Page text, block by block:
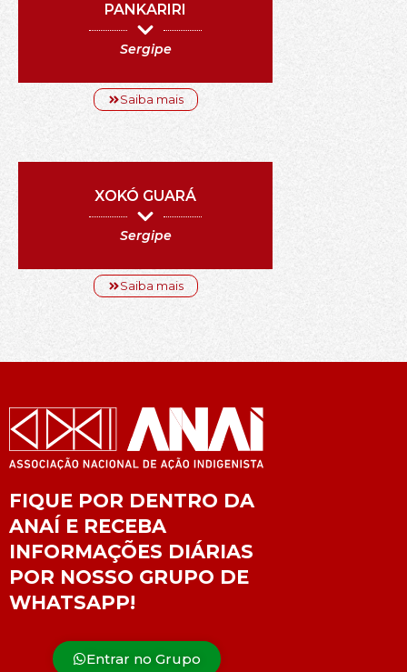
PANKARIRI
Sergipe
Saiba mais
XOKÓ GUARÁ
Sergipe
Saiba mais
FIQUE POR DENTRO DA
ANAÍ E RECEBA
INFORMAÇÕES DIÁRIAS
POR NOSSO GRUPO DE
WHATSAPP!
Entrar no Grupo